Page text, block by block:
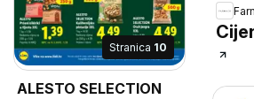
Stranica 10
ALESTO SELECTION